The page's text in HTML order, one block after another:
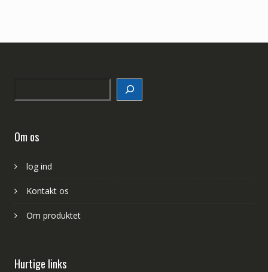
Om os
log ind
Kontakt os
Om produktet
Hurtige links